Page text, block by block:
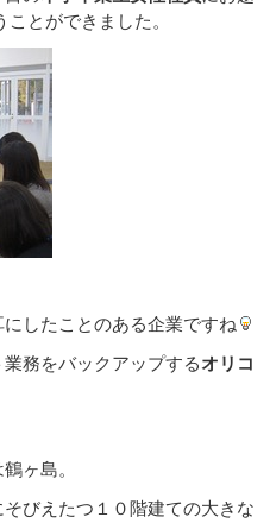
とができました。
にしたことのある企業ですね
務をバックアップするオリコ
ヶ島。
びえたつ１０階建ての大きな